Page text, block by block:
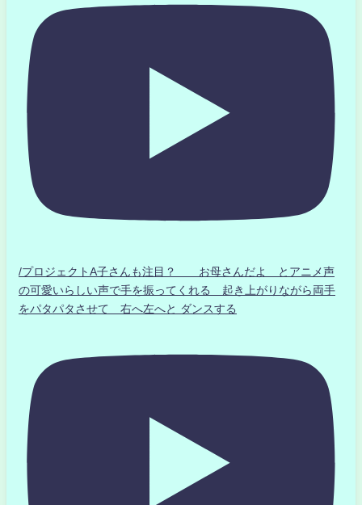
/プロジェクトA子さんも注目？ お母さんだよ とアニメ声
の可愛いらしい声で手を振ってくれる 起き上がりながら両手
をパタパタさせて 右へ左へと ダンスする